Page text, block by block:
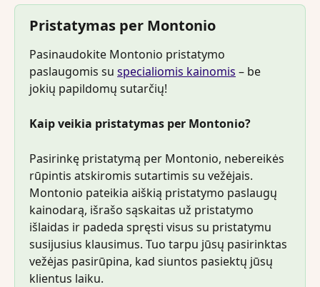
Pristatymas per Montonio
Pasinaudokite Montonio pristatymo
paslaugomis su specialiomis kainomis – be
jokių papildomų sutarčių!
Kaip veikia pristatymas per Montonio?
Pasirinkę pristatymą per Montonio, nebereikės
rūpintis atskiromis sutartimis su vežėjais.
Montonio pateikia aiškią pristatymo paslaugų
kainodarą, išrašo sąskaitas už pristatymo
išlaidas ir padeda spręsti visus su pristatymu
susijusius klausimus. Tuo tarpu jūsų pasirinktas
vežėjas pasirūpina, kad siuntos pasiektų jūsų
klientus laiku.